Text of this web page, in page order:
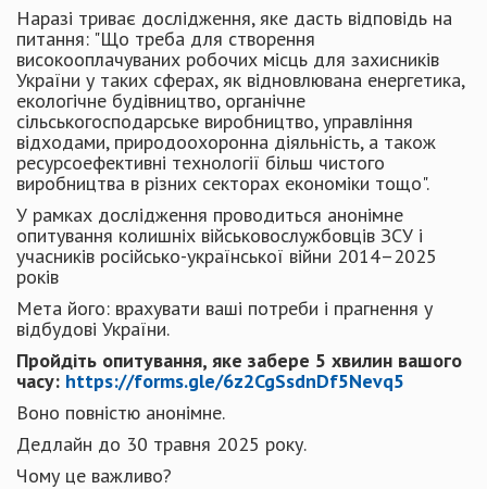
Наразі триває дослідження, яке дасть відповідь на
питання: "Що треба для створення
високооплачуваних робочих місць для захисників
України у таких сферах, як відновлювана енергетика,
екологічне будівництво, органічне
сільськогосподарське виробництво, управління
відходами, природоохоронна діяльність, а також
ресурсоефективні технології більш чистого
виробництва в різних секторах економіки тощо".
У рамках дослідження проводиться анонімне
опитування колишніх військовослужбовців ЗСУ і
учасників російсько-української війни 2014–2025
років
Мета його: врахувати ваші потреби і прагнення у
відбудові України.
Пройдіть опитування, яке забере 5 хвилин вашого
часу: https://forms.gle/6z2CgSsdnDf5Nevq5
Воно повністю анонімне.
Дедлайн до 30 травня 2025 року.
Чому це важливо?